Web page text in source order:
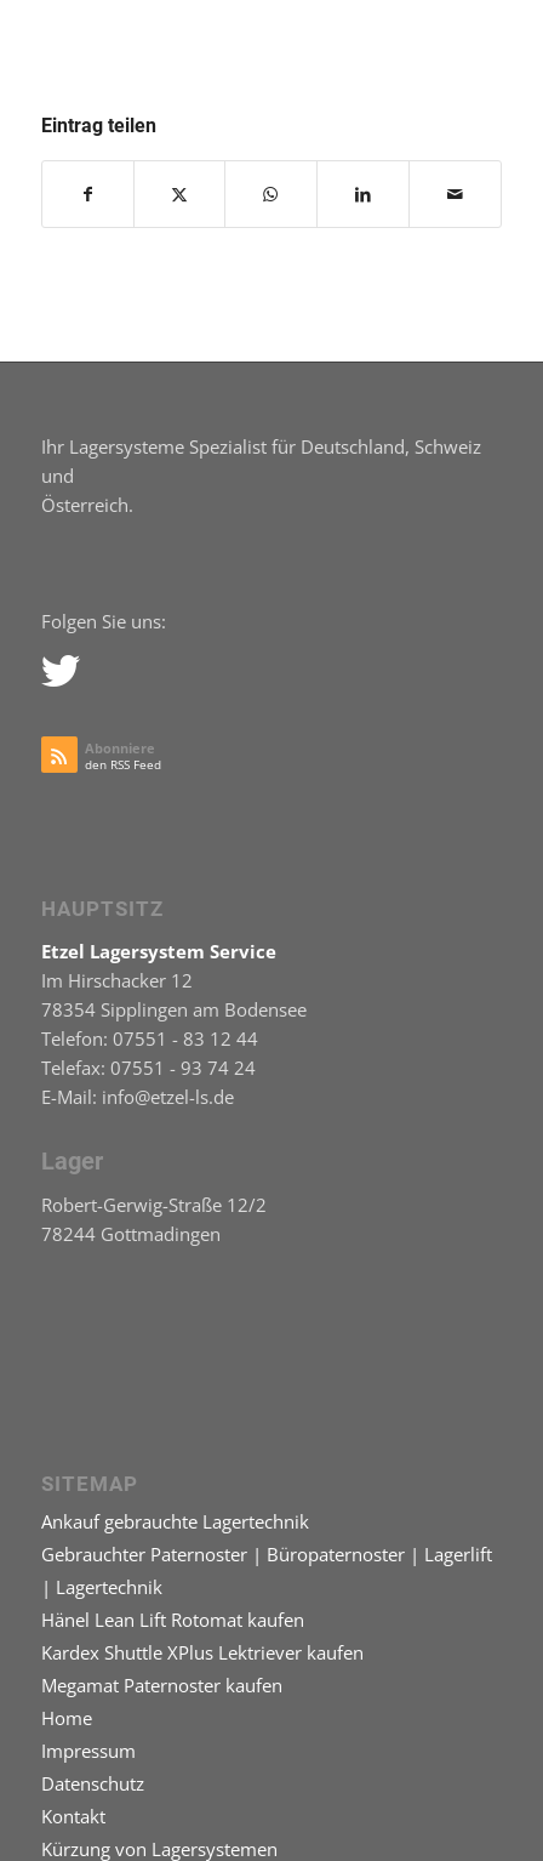
Eintrag teilen
Ihr Lagersysteme Spezialist für Deutschland, Schweiz
und
Österreich.
Folgen Sie uns:
Abonniere
den RSS Feed
HAUPTSITZ
Etzel Lagersystem Service
Im Hirschacker 12
78354 Sipplingen am Bodensee
Telefon: 07551 - 83 12 44
Telefax: 07551 - 93 74 24
E-Mail: info@etzel-ls.de
Lager
Robert-Gerwig-Straße 12/2
78244 Gottmadingen
SITEMAP
Ankauf gebrauchte Lagertechnik
Gebrauchter Paternoster | Büropaternoster | Lagerlift
| Lagertechnik
Hänel Lean Lift Rotomat kaufen
Kardex Shuttle XPlus Lektriever kaufen
Megamat Paternoster kaufen
Home
Impressum
Datenschutz
Kontakt
Kürzung von Lagersystemen